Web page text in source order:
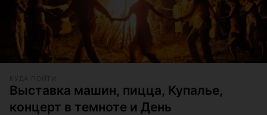
Выставка машин, пицца, Купалье,
концерт в темноте и День